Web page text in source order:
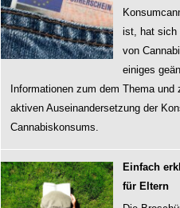
ist, hat sich
von
einiges
Informationen zum dem Thema
aktiven Auseinandersetzung der
Cannabiskonsums.
Einfach
für Eltern